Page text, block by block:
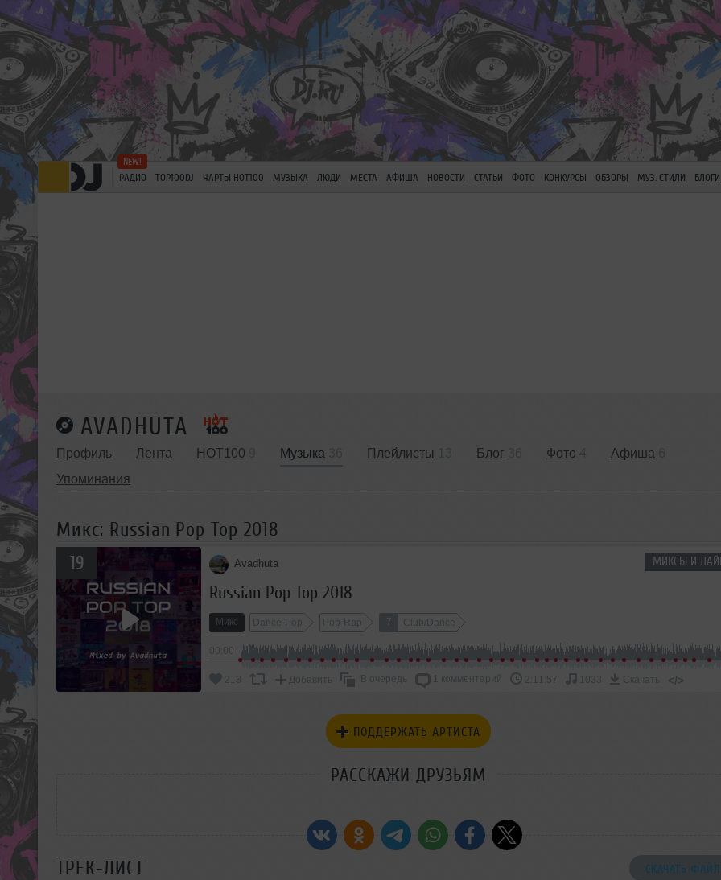
РАДИО TOP100DJ ЧАРТЫ HOT100 МУЗЫКА ЛЮДИ МЕСТА АФИША НОВОСТИ СТАТЬИ ФОТО КОНКУРСЫ ОБЗОРЫ МУЗ. СТИЛИ БЛОГИ
AVADHUTA
Профиль Лента HOT100 Музыка Плейлисты Блог Фото Афиша
Упоминания
Микс: Russian Pop Top 2018
МИКСЫ И
19 Avadhuta
Russian Pop Top 2018
Микс Dance-Pop Pop-Rap 7 Club/Dance
213 Добавить В очередь 1 комментарий 2:11:57 1033 Скачать </>
ПОДДЕРЖАТЬ АРТИСТА
РАССКАЖИ ДРУЗЬЯМ
ТРЕК-ЛИСТ СКАЧАТЬ ФАЙЛ